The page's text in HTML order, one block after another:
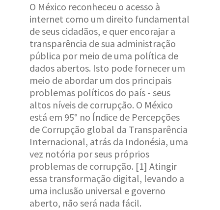
O México reconheceu o acesso à
internet como um direito fundamental
de seus cidadãos, e quer encorajar a
transparência de sua administração
pública por meio de uma política de
dados abertos. Isto pode fornecer um
meio de abordar um dos principais
problemas políticos do país - seus
altos níveis de corrupção. O México
está em 95° no Índice de Percepções
de Corrupção global da Transparência
Internacional, atrás da Indonésia, uma
vez notória por seus próprios
problemas de corrupção. [1] Atingir
essa transformação digital, levando a
uma inclusão universal e governo
aberto, não será nada fácil.